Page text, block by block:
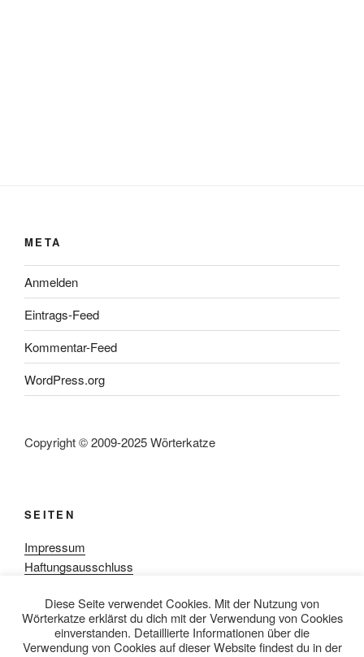
META
Anmelden
Eintrags-Feed
Kommentar-Feed
WordPress.org
Copyright © 2009-2025 Wörterkatze
SEITEN
Impressum
Haftungsausschluss
Rezensionpolitik
Bewertungsschema
Media-Kit
Diese Seite verwendet Cookies. Mit der Nutzung von
Wörterkatze erklärst du dich mit der Verwendung von Cookies
einverstanden. Detaillierte Informationen über die
Verwendung von Cookies auf dieser Website findest du in der